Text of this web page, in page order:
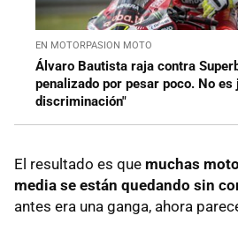
EN MOTORPASION MOTO
Álvaro Bautista raja contra
penalizado por pesar poco. No es
discriminación"
El resultado es que muchas
media se están quedando sin
antes era una ganga, ahora